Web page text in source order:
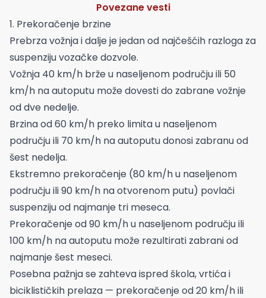
Povezane vesti
1. Prekoračenje brzine
Prebrza vožnja i dalje je jedan od najčešćih razloga za
suspenziju vozačke dozvole.
Vožnja 40 km/h brže u naseljenom području ili 50
km/h na autoputu može dovesti do zabrane vožnje
od dve nedelje.
Brzina od 60 km/h preko limita u naseljenom
području ili 70 km/h na autoputu donosi zabranu od
šest nedelja.
Ekstremno prekoračenje (80 km/h u naseljenom
području ili 90 km/h na otvorenom putu) povlači
suspenziju od najmanje tri meseca.
Prekoračenje od 90 km/h u naseljenom području ili
100 km/h na autoputu može rezultirati zabrani od
najmanje šest meseci.
Posebna pažnja se zahteva ispred škola, vrtića i
biciklističkih prelaza — prekoračenje od 20 km/h ili